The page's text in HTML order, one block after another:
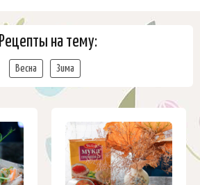
Рецепты на тему:
Весна Зима